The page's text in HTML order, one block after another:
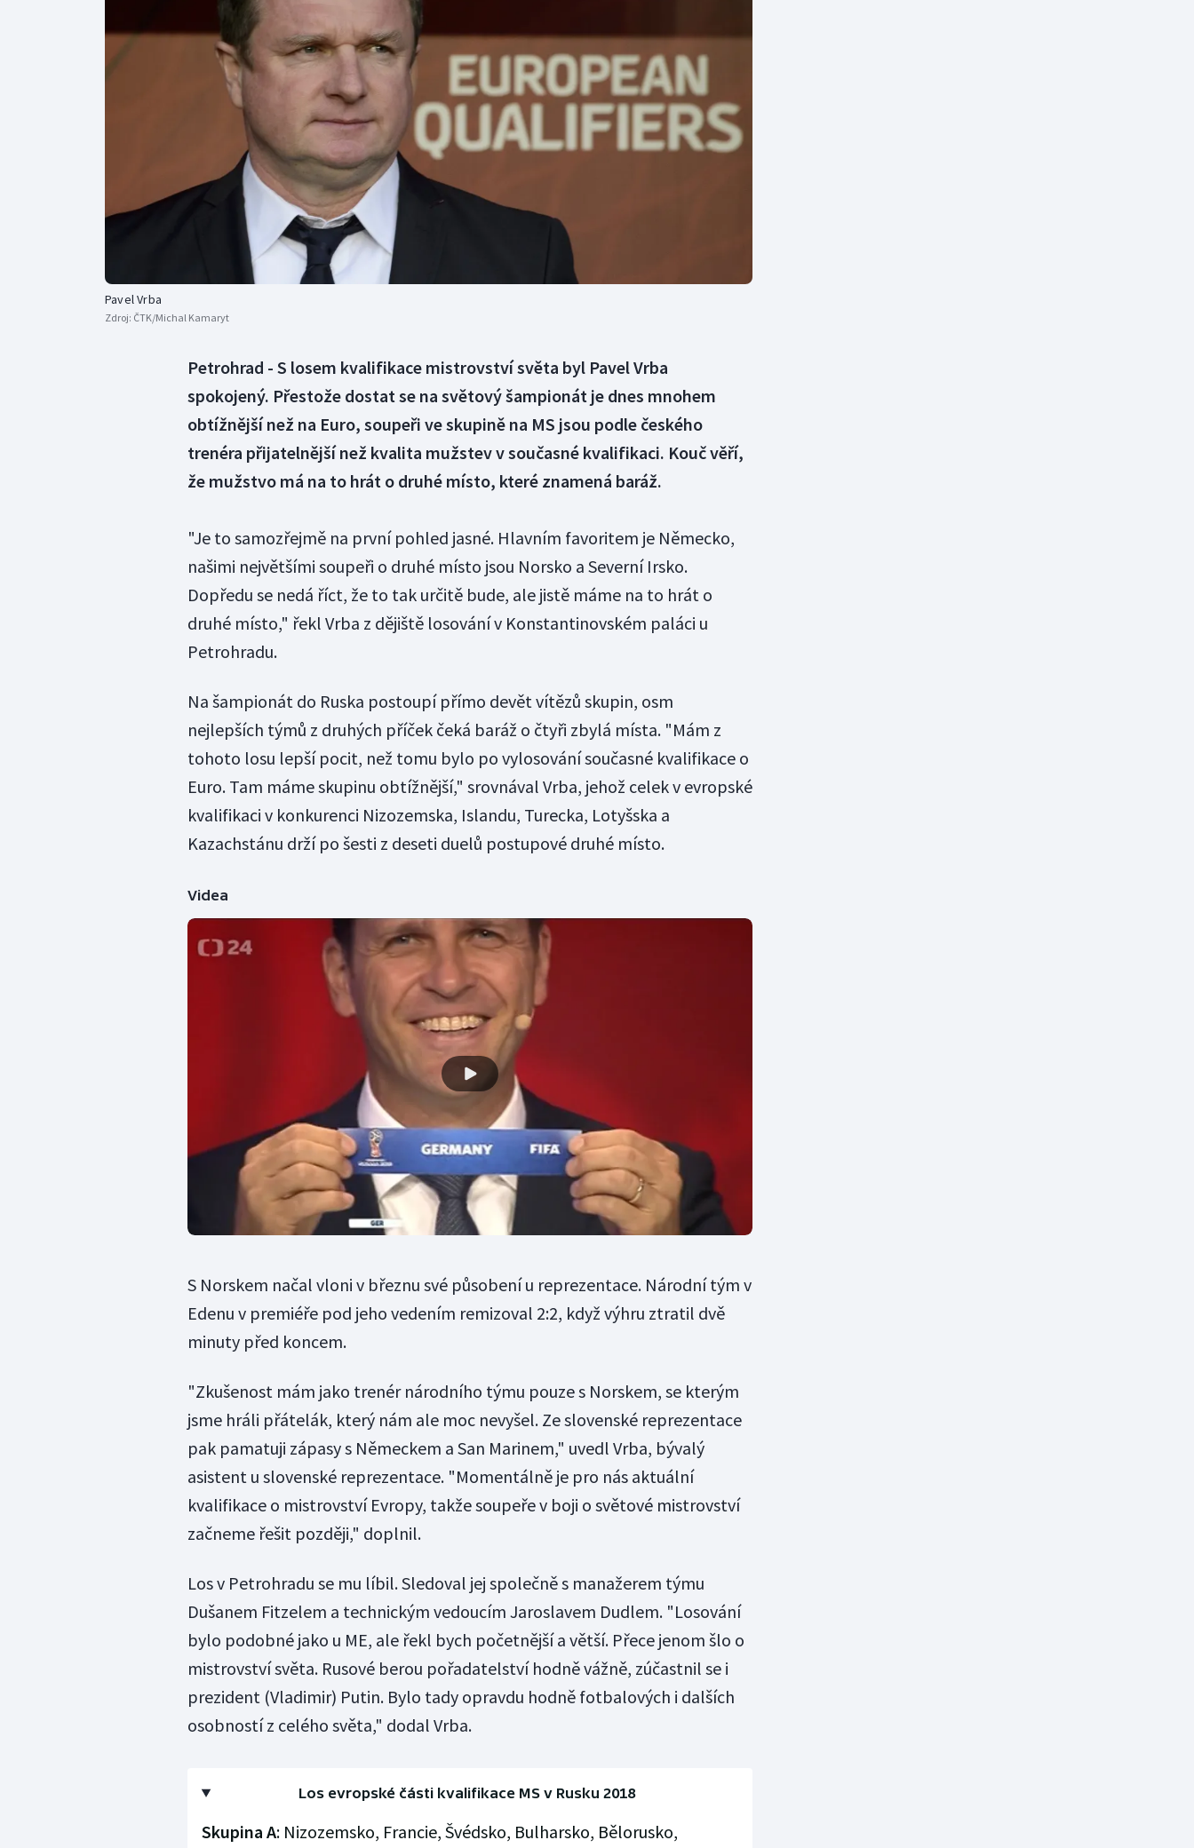
Curling
Dostihy
Florbal
Futsal
Golf
Gymnastika
Olympijské hry
Parasport
Plážový volejbal
Vodní slalom
Volejbal
Pavel Vrba
Zdroj: ČTK/Michal Kamaryt
Petrohrad - S losem kvalifikace mistrovství světa byl Pavel Vrba
spokojený. Přestože dostat se na světový šampionát je dnes mnohem
obtížnější než na Euro, soupeři ve skupině na MS jsou podle českého
trenéra přijatelnější než kvalita mužstev v současné kvalifikaci. Kouč věří,
že mužstvo má na to hrát o druhé místo, které znamená baráž.
"Je to samozřejmě na první pohled jasné. Hlavním favoritem je Německo,
našimi největšími soupeři o druhé místo jsou Norsko a Severní Irsko.
Dopředu se nedá říct, že to tak určitě bude, ale jistě máme na to hrát o
druhé místo," řekl Vrba z dějiště losování v Konstantinovském paláci u
Petrohradu.
Na šampionát do Ruska postoupí přímo devět vítězů skupin, osm
nejlepších týmů z druhých příček čeká baráž o čtyři zbylá místa. "Mám z
tohoto losu lepší pocit, než tomu bylo po vylosování současné kvalifikace o
Euro. Tam máme skupinu obtížnější," srovnával Vrba, jehož celek v evropské
kvalifikaci v konkurenci Nizozemska, Islandu, Turecka, Lotyšska a
Kazachstánu drží po šesti z deseti duelů postupové druhé místo.
Videa
S Norskem načal vloni v březnu své působení u reprezentace. Národní tým v
Edenu v premiéře pod jeho vedením remizoval 2:2, když výhru ztratil dvě
minuty před koncem.
"Zkušenost mám jako trenér národního týmu pouze s Norskem, se kterým
jsme hráli přátelák, který nám ale moc nevyšel. Ze slovenské reprezentace
pak pamatuji zápasy s Německem a San Marinem," uvedl Vrba, bývalý
asistent u slovenské reprezentace. "Momentálně je pro nás aktuální
kvalifikace o mistrovství Evropy, takže soupeře v boji o světové mistrovství
začneme řešit později," doplnil.
Los v Petrohradu se mu líbil. Sledoval jej společně s manažerem týmu
Dušanem Fitzelem a technickým vedoucím Jaroslavem Dudlem. "Losování
bylo podobné jako u ME, ale řekl bych početnější a větší. Přece jenom šlo o
mistrovství světa. Rusové berou pořadatelství hodně vážně, zúčastnil se i
prezident (Vladimir) Putin. Bylo tady opravdu hodně fotbalových i dalších
osobností z celého světa," dodal Vrba.
Los evropské části kvalifikace MS v Rusku 2018
Skupina A: Nizozemsko, Francie, Švédsko, Bulharsko, Bělorusko,